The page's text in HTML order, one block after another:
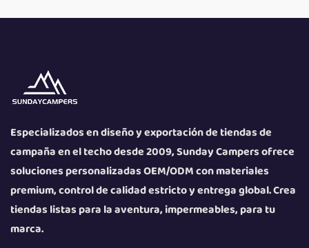
Especializados en diseño y exportación de tiendas de
campaña en el techo desde 2009, Sunday Campers ofrece
soluciones personalizadas OEM/ODM con materiales
premium, control de calidad estricto y entrega global. Crea
tiendas listas para la aventura, impermeables, para tu
marca.